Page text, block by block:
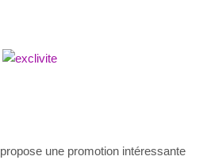
propose une promotion intéressante